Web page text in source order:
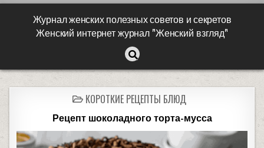
Журнал женских полезных советов и секретов
Женский интернет журнал "Женский взгляд"
КОРОТКИЕ РЕЦЕПТЫ БЛЮД
Рецепт шоколадного торта-мусса